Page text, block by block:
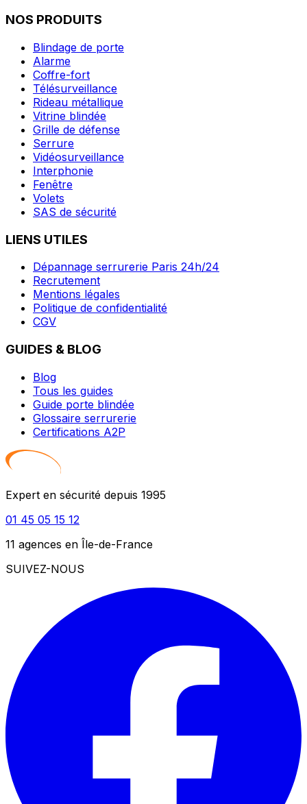
NOS PRODUITS
Blindage de porte
Alarme
Coffre-fort
Télésurveillance
Rideau métallique
Vitrine blindée
Grille de défense
Serrure
Vidéosurveillance
Interphonie
Fenêtre
Volets
SAS de sécurité
LIENS UTILES
Dépannage serrurerie Paris 24h/24
Recrutement
Mentions légales
Politique de confidentialité
CGV
GUIDES & BLOG
Blog
Tous les guides
Guide porte blindée
Glossaire serrurerie
Certifications A2P
Expert en sécurité depuis 1995
01 45 05 15 12
11 agences en Île-de-France
SUIVEZ-NOUS